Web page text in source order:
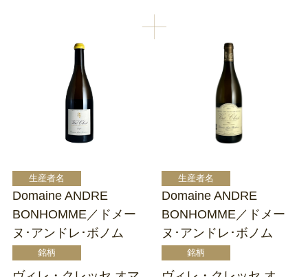
Domaine ANDRE
BONHOMME／ドメー
ヌ･アンドレ･ボノム
Domaine ANDRE
BONHOMME／ドメー
ヌ･アンドレ･ボノム